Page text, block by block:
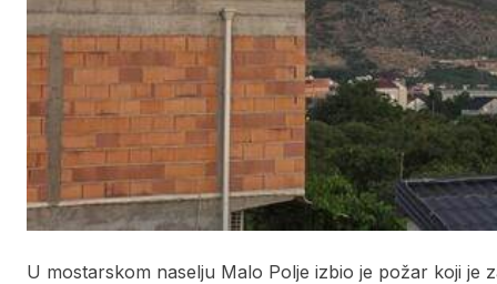
U mostarskom naselju Malo Polje izbio je požar koji je